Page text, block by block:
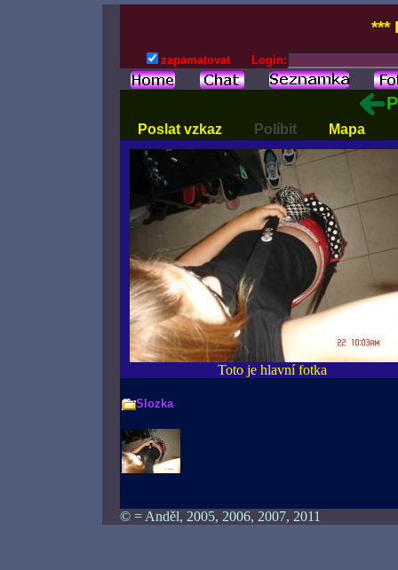
***
zapamatovat Login:
Poslat vzkaz Políbit Mapa
Toto je hlavní fotka
Slozka
© = Anděl, 2005, 2006, 2007, 2011